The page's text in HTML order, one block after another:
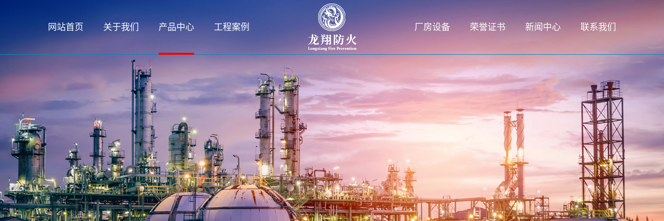
网站首页 关于我们 产品中心 工程案例 厂房设备 荣誉证书 新闻中心 联系我们